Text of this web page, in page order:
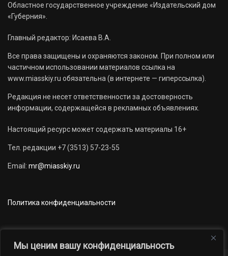
Мы ценим вашу конфиденциальность
Областное государственное учреждение «Издательский дом
«Губерния».
Главный редактор: Исаева В.А.
Все права защищены и охраняются законом. При полном или
частичном использовании материалов ссылка на
www.miasskiy.ru обязательна (в интернете — гиперссылка).
Редакция не несет ответственности за достоверность
информации, содержащейся в рекламных объявлениях.
Настоящий ресурс может содержать материалы 16+
Тел. редакции +7 (3513) 57-23-55
Email: mr@miasskiy.ru
Политика конфиденциальности